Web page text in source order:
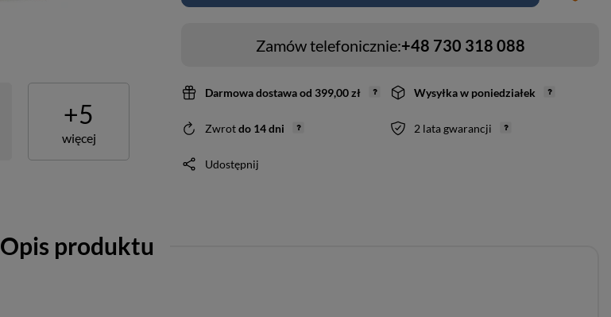
+5
więcej
Zamów telefonicznie:+48 730 318 088
Darmowa dostawaod 399,00 zł Wysyłkaw poniedziałek
Zwrotdo 14dni 2 lata gwarancji
Udostępnij
Opis produktu